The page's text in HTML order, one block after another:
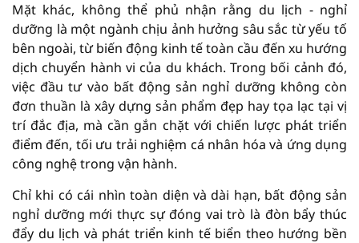
Mặt khác, không thể phủ nhận rằng du lịch - nghỉ
dưỡng là một ngành chịu ảnh hưởng sâu sắc từ yếu tố
bên ngoài, từ biến động kinh tế toàn cầu đến xu hướng
dịch chuyển hành vi của du khách. Trong bối cảnh đó,
việc đầu tư vào bất động sản nghỉ dưỡng không còn
đơn thuần là xây dựng sản phẩm đẹp hay tọa lạc tại vị
trí đắc địa, mà cần gắn chặt với chiến lược phát triển
điểm đến, tối ưu trải nghiệm cá nhân hóa và ứng dụng
công nghệ trong vận hành.
Chỉ khi có cái nhìn toàn diện và dài hạn, bất động sản
nghỉ dưỡng mới thực sự đóng vai trò là đòn bẩy thúc
đẩy du lịch và phát triển kinh tế biển theo hướng bền